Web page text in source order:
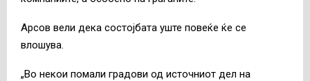
Арсов вели дека состојбата уште повеќе ќе се
влошува.
„Во некои помали градови од источниот дел на